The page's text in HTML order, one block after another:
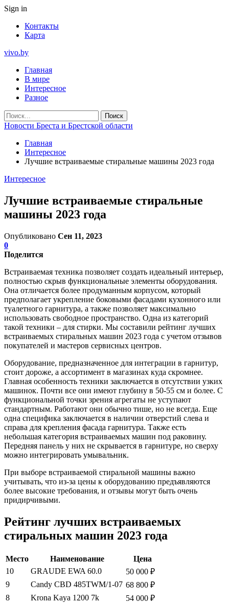
Sign in
Контакты
Карта
vivo.by
Главная
В мире
Интересное
Разное
Новости Бреста и Брестской области
Главная
Интересное
Лучшие встраиваемые стиральные машины 2023 года
Интересное
Лучшие встраиваемые стиральные
машины 2023 года
Опубликовано Сен 11, 2023
0
Поделится
Встраиваемая техника позволяет создать идеальный интерьер,
полностью скрыв функциональные элементы оборудования.
Она отличается более продуманным корпусом, который
предполагает укрепление боковыми фасадами кухонного или
туалетного гарнитура, а также позволяет максимально
использовать свободное пространство. Одна из категорий
такой техники – для стирки. Мы составили рейтинг лучших
встраиваемых стиральных машин 2023 года с учетом отзывов
покупателей и мастеров сервисных центров.
Оборудование, предназначенное для интеграции в гарнитур,
стоит дороже, а ассортимент в магазинах куда скромнее.
Главная особенность техники заключается в отсутствии узких
машинок. Почти все они имеют глубину в 50-55 см и более. С
функциональной точки зрения агрегаты не уступают
стандартным. Работают они обычно тише, но не всегда. Еще
одна специфика заключается в наличии отверстий слева и
справа для крепления фасада гарнитура. Также есть
небольшая категория встраиваемых машин под раковину.
Передняя панель у них не скрывается в гарнитуре, но сверху
можно интегрировать умывальник.
При выборе встраиваемой стиральной машины важно
учитывать, что из-за цены к оборудованию предъявляются
более высокие требования, и отзывы могут быть очень
придирчивыми.
Рейтинг лучших встраиваемых
стиральных машин 2023 года
Место Наименование
Цена
10
GRAUDE EWA 60.0
50 000 ₽
9
Candy CBD 485TWM/1-07 68 800 ₽
8
Krona Kaya 1200 7k
54 000 ₽